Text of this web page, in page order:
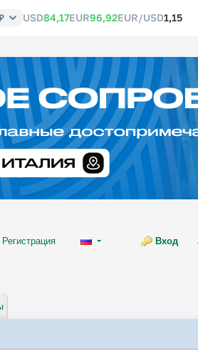
USD84,17EUR96,92EUR/USD1,15
Регистрация Вход